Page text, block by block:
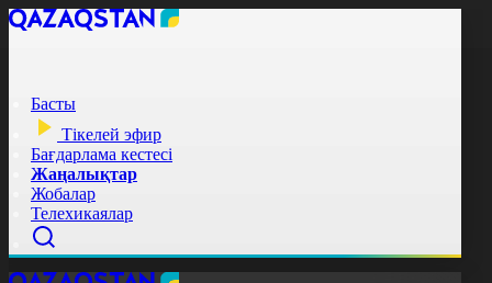
Басты
Тікелей эфир
Бағдарлама кестесі
Жаңалықтар
Жобалар
Телехикаялар